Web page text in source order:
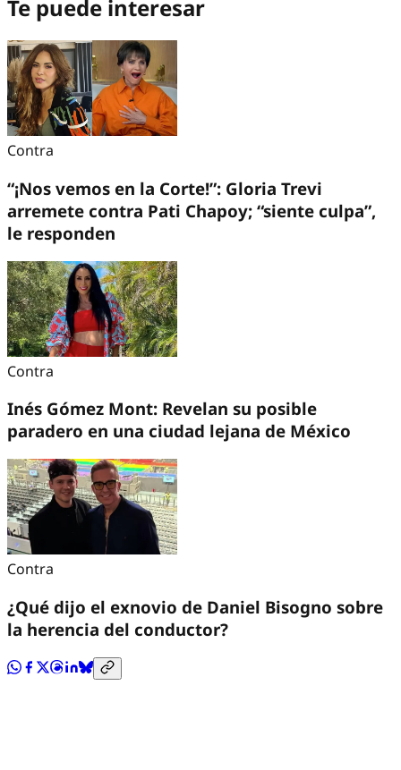
Te puede interesar
Contra
“¡Nos vemos en la Corte!”: Gloria Trevi
arremete contra Pati Chapoy; “siente culpa”,
le responden
Contra
Inés Gómez Mont: Revelan su posible
paradero en una ciudad lejana de México
Contra
¿Qué dijo el exnovio de Daniel Bisogno sobre
la herencia del conductor?